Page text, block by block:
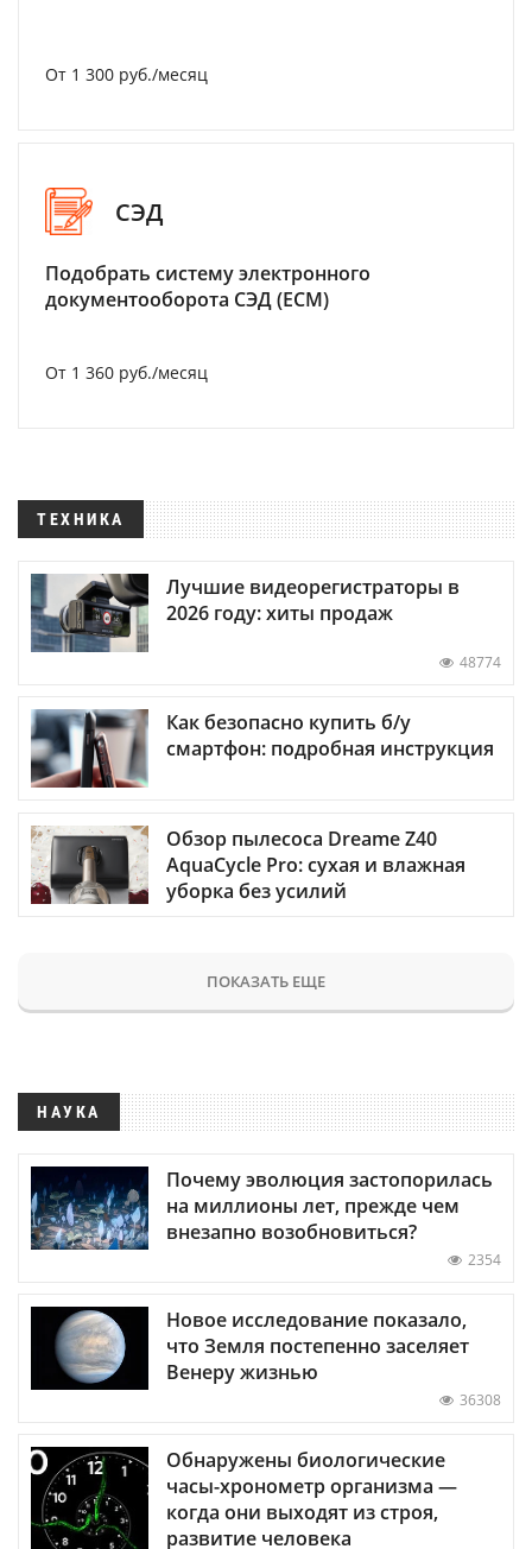
От 1 300 руб./месяц
СЭД
Подобрать систему электронного
документооборота СЭД (ECM)
От 1 360 руб./месяц
ТЕХНИКА
Лучшие видеорегистраторы в
2026 году: хиты продаж
48774
Как безопасно купить б/у
смартфон: подробная инструкция
Обзор пылесоса Dreame Z40
AquaCycle Pro: сухая и влажная
уборка без усилий
ПОКАЗАТЬ ЕЩЕ
НАУКА
Почему эволюция застопорилась
на миллионы лет, прежде чем
внезапно возобновиться?
2354
Новое исследование показало,
что Земля постепенно заселяет
Венеру жизнью
36308
Обнаружены биологические
часы-хронометр организма —
когда они выходят из строя,
развитие человека